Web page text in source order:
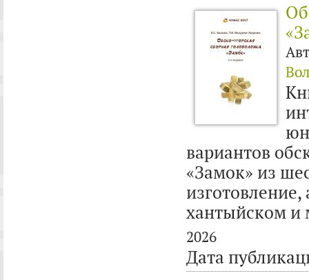
вариантов
«Замок» из
хантыйском и
2026
Дата